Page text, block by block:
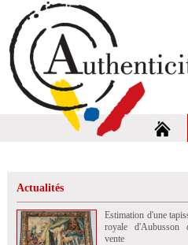
Actualités
Estimation d'une
royale d'Aubusson
vente